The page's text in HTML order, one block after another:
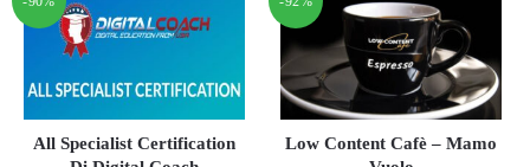
All Specialist Certification
Low Content Cafè – Mamo